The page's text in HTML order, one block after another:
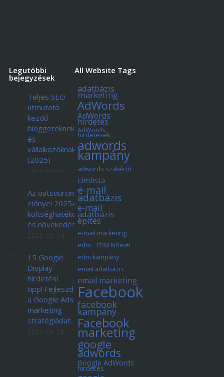
Legutóbbi
bejegyzések
Teljes SEO
útmutató
kezdő
bloggereknek
és
vállalkozóknak
(2025)
Az outsourcing
előnyei 2025-ben:
költséghatékonyság
és növekedés
15 Google
Display
hirdetési
tipp! Fejleszd
a Google Ads
marketing
stratégiádat.
All Website Tags
adatbázis
marketing
AdWords
AdWords
hirdetés
AdWords
hirdetések
adwords
kampány
adwords szakértő
címlista
e-mail
adatbázis
e-mail
adatbázis
építés
e-mail marketing
edm
EDM hírlevél
edm kampány
email adatbázis
email marketing
Facebook
facebook
kampány
Facebook
marketing
google
adwords
Google AdWords
hirdetés